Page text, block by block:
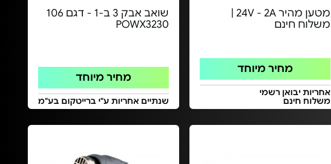
מטען מהיר 24V - 2A |
משלוח חינם
מחיר מיוחד
אחריות יבואן רשמי
משלוח חינם
שואב אבק 3 ב-1 - דגם 106
POWX3230
מחיר מיוחד
שנתיים אחריות ע"י ברייטקום בע"מ